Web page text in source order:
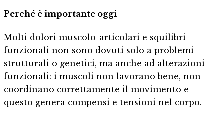
Perché è importante oggi
Molti dolori muscolo-articolari e squilibri
funzionali non sono dovuti solo a problemi
strutturali o genetici, ma anche ad alterazioni
funzionali: i muscoli non lavorano bene, non
coordinano correttamente il movimento e
questo genera compensi e tensioni nel corpo.